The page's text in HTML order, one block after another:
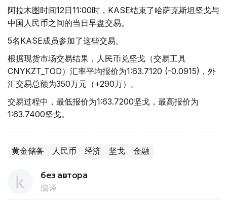
阿拉木图时间12日11:00时，KASE结束了哈萨克斯坦坚戈与
中国人民币之间的当日早盘交易。
5名KASE成员参加了这些交易。
根据现货市场交易结果，人民币兑坚戈（交易工具
CNYKZT_TOD）汇率平均报价为1:63.7120 (-0.0915)，外
汇交易总额为350万元（+290万）。
交易过程中，最低报价为1:63.7200坚戈，最高报价为
1:63.7400坚戈。
黄金储备 人民币 经济 坚戈 金融
без автора
编译